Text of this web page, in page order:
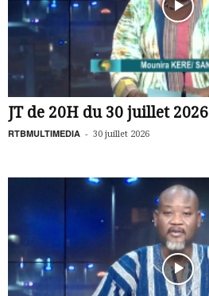
JT de 20H du 30 juillet 2026
RTBMULTIMEDIA - 30 juillet 2026